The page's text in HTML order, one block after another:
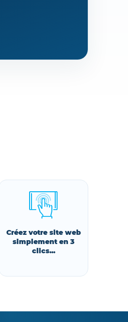
Créez votre site web
simplement en 3
clics...